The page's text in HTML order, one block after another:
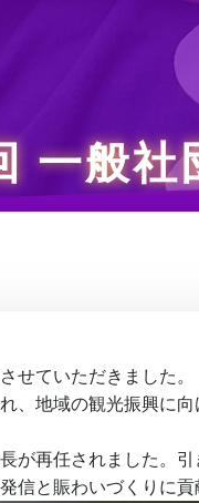
一般社
せていただきました。
、地域の観光振興に
が再任されました。
信と賑わいづくりに貢